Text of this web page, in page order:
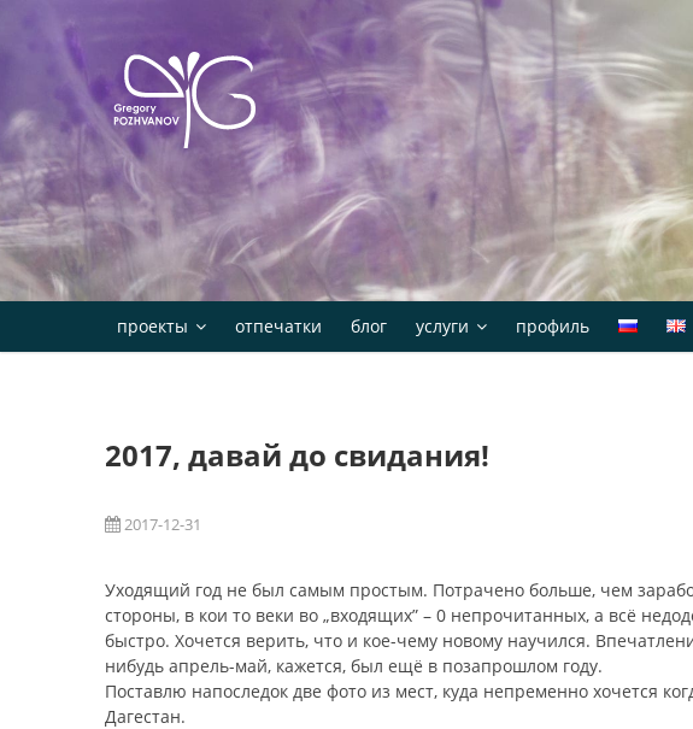
проекты отпечатки блог услуги профиль
2017, давай до свидания!
2017-12-31
Уходящий год не был самым простым. Потрачено больше, чем
стороны, в кои то веки во „входящих” – 0 непрочитанных, а всё
быстро. Хочется верить, что и кое-чему новому научился.
нибудь апрель-май, кажется, был ещё в позапрошлом году.
Поставлю напоследок две фото из мест, куда непременно хочется
Дагестан.